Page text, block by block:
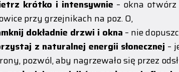
krótko i intensywnie – okna
przy grzejnikach na poz. 0,
dokładnie drzwi i okna – nie
z naturalnej energii słonecznej –
pozwól, aby nagrzewało się przez